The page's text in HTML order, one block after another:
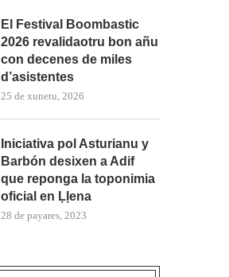
mercáu con...
El Festival Boombastic
2026 revalidaotru bon añu
con decenes de miles
d’asistentes
25 de xunetu, 2026
Iniciativa pol Asturianu y
Barbón desixen a Adif
que reponga la toponimia
oficial en Ḷḷena
28 de payares, 2023